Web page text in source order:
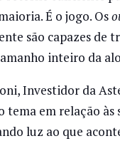
É o jogo. Os
são capazes de
inteiro da
Investidor da
tema em relação
luz ao que